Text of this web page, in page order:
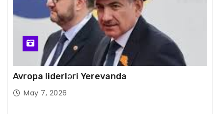
Avropa liderləri Yerevanda
May 7, 2026